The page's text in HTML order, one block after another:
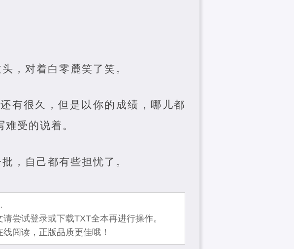
，对着白零麓笑了笑。
有很久，但是以你的成绩，哪儿都
受的说着。
，自己都有些担忧了。
尝试登录或下载TXT全本再进行操作。
阅读，正版品质更佳哦！